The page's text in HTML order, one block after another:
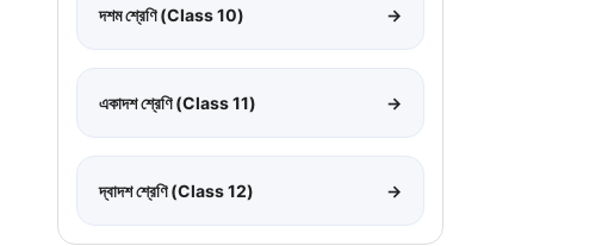
দশম শ্রেণি (Class 10) →
একাদশ শ্রেণি (Class 11) →
দ্বাদশ শ্রেণি (Class 12) →